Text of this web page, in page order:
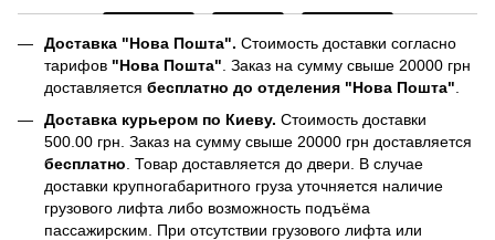
Доставка "Нова Пошта". Стоимость доставки согласно
тарифов "Нова Пошта" . Заказ на сумму свыше 20000 грн
доставляется бесплатно до отделения "Нова Пошта"
Доставка курьером по Киеву. Стоимость доставки
500.00 грн. Заказ на сумму свыше 20000 грн доставляется
бесплатно . Товар доставляется до двери. В случае
доставки крупногабаритного груза уточняется наличие
грузового лифта либо возможность подъёма
пассажирским. При отсутствии грузового лифта или